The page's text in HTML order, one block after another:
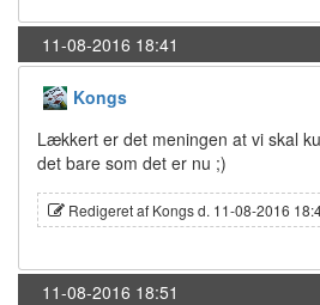
11-08-2016 18:41
Kongs
Lækkert er det meningen at vi skal
det bare som det er nu ;)
Redigeret af Kongs d. 11-08-2016
11-08-2016 18:51